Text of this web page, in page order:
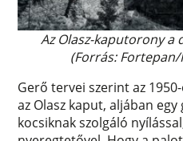
Az Olasz-kaputorony a
(Forrás: Fortepan/
Gerő tervei szerint az
az Olasz kaput, aljában
kocsiknak szolgáló